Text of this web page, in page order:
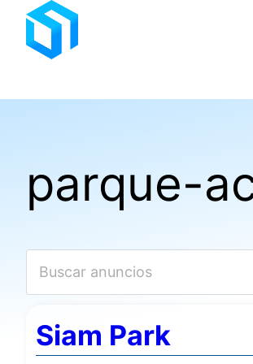
Saltar
contenido
parque-
Siam Park